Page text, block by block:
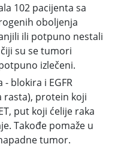
102 pacijenta sa
oboljenja
ili potpuno nestali
su se tumori
izlečeni.
blokira i EGFR
protein koji
put koji ćelije raka
Takođe pomaže u
tumor.